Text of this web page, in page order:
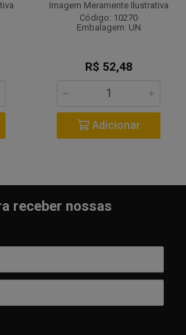
Imagem Meramente Ilustrativa
Código: 10270
Embalagem: UN
R$ 52,48
Adicionar
receber nossas